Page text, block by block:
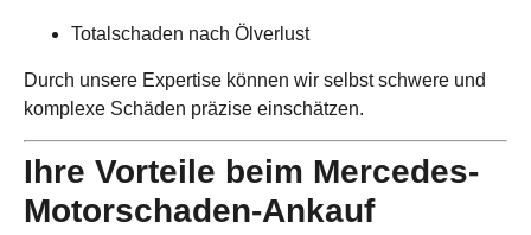
Totalschaden nach Ölverlust
Durch unsere Expertise können wir selbst schwere und
komplexe Schäden präzise einschätzen.
Ihre Vorteile beim Mercedes-
Motorschaden-Ankauf